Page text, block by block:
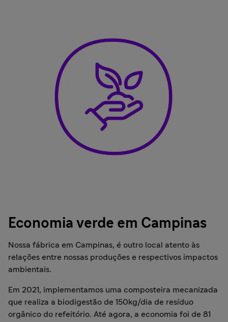
Economia verde em Campinas
Nossa fábrica em Campinas, é outro local atento às
relações entre nossas produções e respectivos impactos
ambientais.
Em 2021, implementamos uma composteira mecanizada
que realiza a biodigestão de 150kg/dia de resíduo
orgânico do refeitório. Até agora, a economia foi de 81